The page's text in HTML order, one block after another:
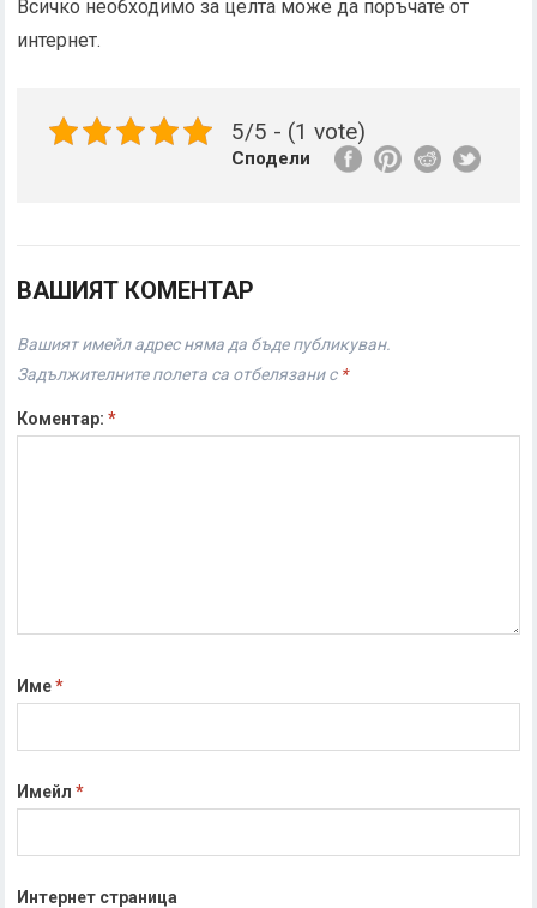
Всичко необходимо за целта може да поръчате от
интернет.
5/5 - (1 vote)
Сподели
ВАШИЯТ КОМЕНТАР
Вашият имейл адрес няма да бъде публикуван.
Задължителните полета са отбелязани с *
Коментар:*
Име*
Имейл*
Интернет страница